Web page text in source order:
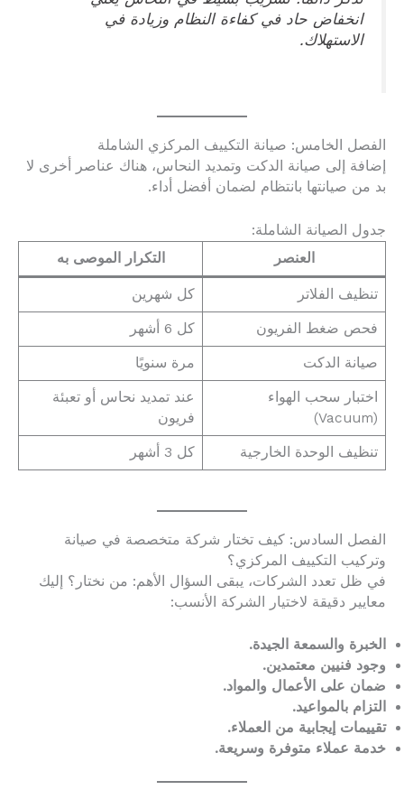
انخفاض حاد في كفاءة النظام وزيادة في
الاستهلاك.
الفصل الخامس: صيانة التكييف المركزي الشاملة
إضافة إلى صيانة الدكت وتمديد النحاس، هناك عناصر أخرى لا
بد من صيانتها بانتظام لضمان أفضل أداء.
جدول الصيانة الشاملة:
العنصر
التكرار الموصى به
تنظيف الفلاتر كل شهرين
فحص ضغط الفريون كل 6 أشهر
صيانة الدكت مرة سنويًا
اختبار سحب الهواء
(Vacuum)
عند تمديد نحاس أو تعبئة
فريون
تنظيف الوحدة الخارجية كل 3 أشهر
الفصل السادس: كيف تختار شركة متخصصة في صيانة
وتركيب التكييف المركزي؟
في ظل تعدد الشركات، يبقى السؤال الأهم: من نختار؟ إليك
معايير دقيقة لاختيار الشركة الأنسب:
الخبرة والسمعة الجيدة.
وجود فنيين معتمدين.
ضمان على الأعمال والمواد.
التزام بالمواعيد.
تقييمات إيجابية من العملاء.
خدمة عملاء متوفرة وسريعة.